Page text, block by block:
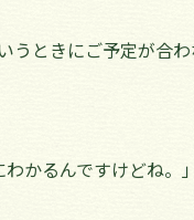
うときにご予定が合
かるんですけどね。